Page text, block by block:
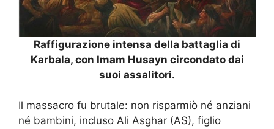
Raffigurazione intensa della battaglia di
Karbala, con Imam Husayn circondato dai
suoi assalitori.
Il massacro fu brutale: non risparmiò né anziani
né bambini, incluso Ali Asghar (AS), figlio